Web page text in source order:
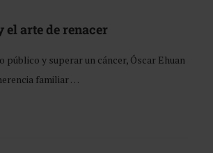
el arte de renacer
público y superar un cáncer, Óscar Ehuan
familiar …